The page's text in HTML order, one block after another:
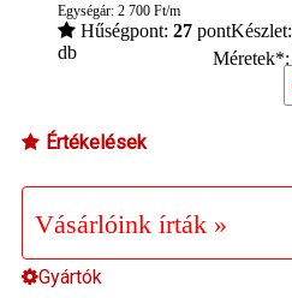
Egységár: 2 700 Ft/m
Hűségpont: 27 pont
Méretek*:
Készlet:
db
Értékelések
Vásárlóink írták »
Gyártók